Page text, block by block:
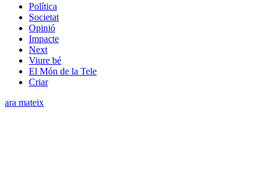
Política
Societat
Opinió
Impacte
Next
Viure bé
El Món de la Tele
Criar
ara mateix